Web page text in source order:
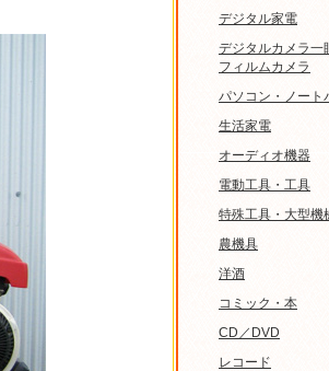
デジタル家電
デジタルカメラ一
フィルムカメラ
パソコン・ノート
生活家電
オーディオ機器
電動工具・工具
特殊工具・大型機
農機具
洋酒
コミック・本
CD／DVD
レコード